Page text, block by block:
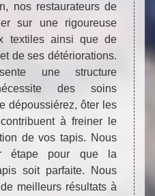
nos restaurateurs de
sur une rigoureuse
textiles ainsi que de
de ses détériorations.
une structure
des soins
dépoussiérez, ôter les
à freiner le
de vos tapis. Nous
étape pour que la
soit parfaite. Nous
meilleurs résultats à